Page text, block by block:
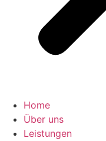
Home
Über uns
Leistungen